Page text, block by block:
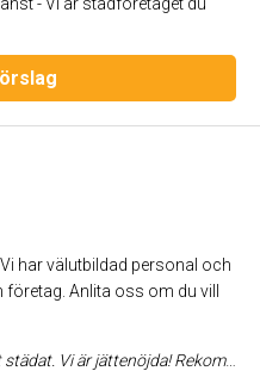
har välutbildad personal och
Anlita oss om du vill
Vi är jättenöjda! Rekommenderas!